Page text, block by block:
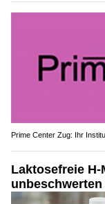
Prime Center Zug: Ihr
Laktosefreie